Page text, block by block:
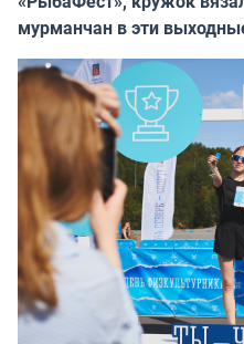
мурманчан в эти